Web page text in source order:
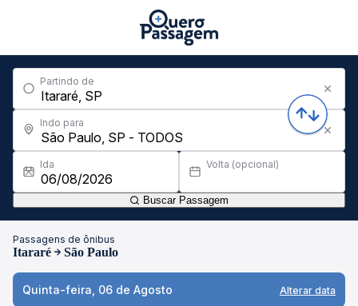
Partindo de
Indo para
Ida Volta (opcional)
Buscar Passagem
Passagens de ônibus
Itararé São Paulo
Quinta-feira, 06 de Agosto Alterar data